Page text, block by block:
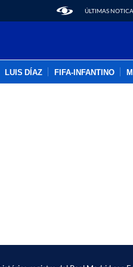
ÚLTIMAS
LUIS DÍAZ FIFA-INFANTINO